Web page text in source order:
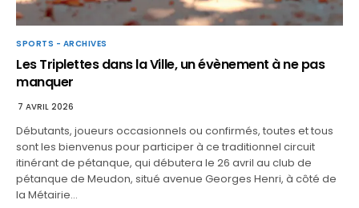
SPORTS - ARCHIVES
Les Triplettes dans la Ville, un évènement à ne pas
manquer
7 AVRIL 2026
Débutants, joueurs occasionnels ou confirmés, toutes et tous
sont les bienvenus pour participer à ce traditionnel circuit
itinérant de pétanque, qui débutera le 26 avril au club de
pétanque de Meudon, situé avenue Georges Henri, à côté de
la Métairie…